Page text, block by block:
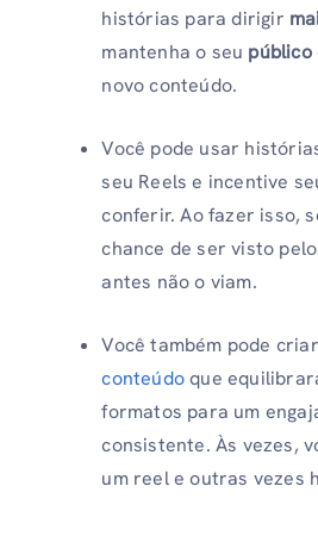
histórias para dirigir
mantenha o seu público
novo conteúdo.
Você pode usar
seu Reels e incentive
conferir. Ao fazer isso,
chance de ser visto
antes não o viam.
Você também pode
conteúdoque
formatos para um
consistente. Às vezes,
um reel e outras vezes